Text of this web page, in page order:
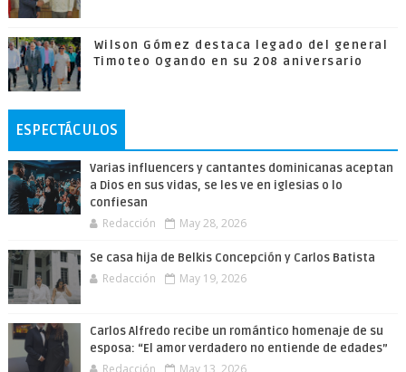
Wilson Gómez destaca legado del general
Timoteo Ogando en su 208 aniversario
ESPECTÁCULOS
Varias influencers y cantantes dominicanas aceptan
a Dios en sus vidas, se les ve en iglesias o lo
confiesan
Redacción May 28, 2026
Se casa hija de Belkis Concepción y Carlos Batista
Redacción May 19, 2026
Carlos Alfredo recibe un romántico homenaje de su
esposa: “El amor verdadero no entiende de edades”
Redacción May 13, 2026